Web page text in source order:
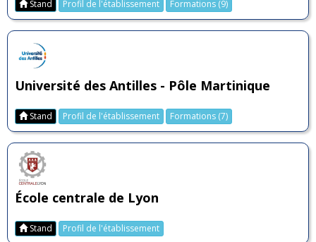
Stand Profil de l'établissement Formations (9)
Université des Antilles - Pôle Martinique
Stand Profil de l'établissement Formations (7)
École centrale de Lyon
Stand Profil de l'établissement